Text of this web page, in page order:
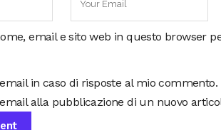
email e sito web in questo browser
in caso di risposte al mio commento.
alla pubblicazione di un nuovo